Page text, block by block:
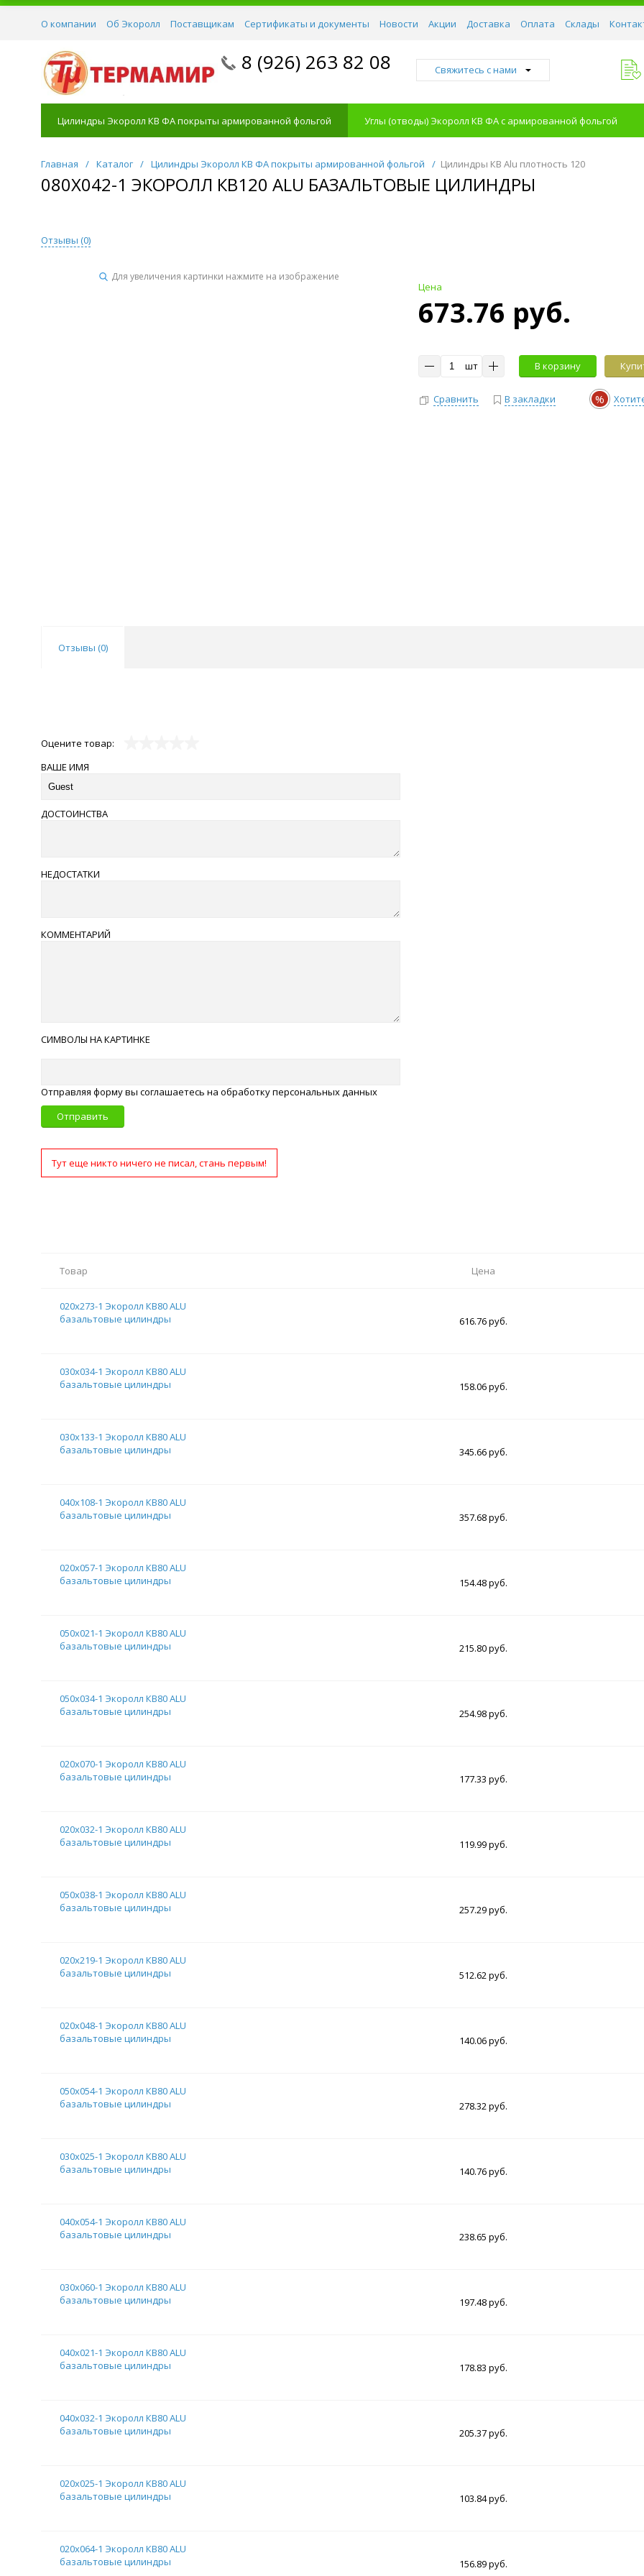
О компании Об Экоролл Поставщикам Сертификаты и документы Новости Акции Доставка Оплата Склады
8 (926) 263 82 08 Свяжитесь с нами
Цилиндры Экоролл КВ ФА покрыты армированной фольгой Углы (отводы) Экоролл КВ ФА с армированной фольгой
Главная / Каталог / Цилиндры Экоролл КВ ФА покрыты армированной фольгой / Цилиндры КВ Alu плотность 120
080Х042-1 ЭКОРОЛЛ КВ120 ALU БАЗАЛЬТОВЫЕ ЦИЛИНДРЫ
Отзывы (0)
Для увеличения картинки нажмите на изображение
Цена
673.76 руб.
шт В корзину
Сравнить В закладки %
Отзывы (0)
Оцените товар:
ВАШЕ ИМЯ
ДОСТОИНСТВА
НЕДОСТАТКИ
КОММЕНТАРИЙ
СИМВОЛЫ НА КАРТИНКЕ
Отправляя форму вы соглашаетесь на обработку персональных данных
Отправить
Тут еще никто ничего не писал, стань первым!
Товар Цена
020х273-1 Экоролл КВ80 ALU
базальтовые цилиндры
616.76 руб.
030х034-1 Экоролл КВ80 ALU
базальтовые цилиндры
158.06 руб.
030х133-1 Экоролл КВ80 ALU
базальтовые цилиндры
345.66 руб.
040х108-1 Экоролл КВ80 ALU
базальтовые цилиндры
357.68 руб.
020х057-1 Экоролл КВ80 ALU
базальтовые цилиндры
154.48 руб.
050х021-1 Экоролл КВ80 ALU
базальтовые цилиндры
215.80 руб.
050х034-1 Экоролл КВ80 ALU
базальтовые цилиндры
254.98 руб.
020х070-1 Экоролл КВ80 ALU
базальтовые цилиндры
177.33 руб.
020х032-1 Экоролл КВ80 ALU
базальтовые цилиндры
119.99 руб.
050х038-1 Экоролл КВ80 ALU
базальтовые цилиндры
257.29 руб.
020х219-1 Экоролл КВ80 ALU
базальтовые цилиндры
512.62 руб.
020х048-1 Экоролл КВ80 ALU
базальтовые цилиндры
140.06 руб.
050х054-1 Экоролл КВ80 ALU
базальтовые цилиндры
278.32 руб.
030х025-1 Экоролл КВ80 ALU
базальтовые цилиндры
140.76 руб.
040х054-1 Экоролл КВ80 ALU
базальтовые цилиндры
238.65 руб.
030х060-1 Экоролл КВ80 ALU
базальтовые цилиндры
197.48 руб.
040х021-1 Экоролл КВ80 ALU
базальтовые цилиндры
178.83 руб.
040х032-1 Экоролл КВ80 ALU
базальтовые цилиндры
205.37 руб.
020х025-1 Экоролл КВ80 ALU
базальтовые цилиндры
103.84 руб.
020х064-1 Экоролл КВ80 ALU
базальтовые цилиндры
156.89 руб.